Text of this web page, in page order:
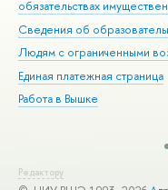
обязательствах
Сведения об
Людям с ограниченными
Единая платежная страница
Работа в Вышке
Редактору